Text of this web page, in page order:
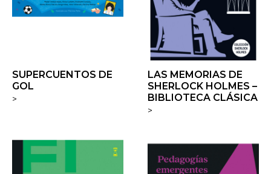
SUPERCUENTOS DE
GOL
>
LAS MEMORIAS DE
SHERLOCK HOLMES –
BIBLIOTECA CLÁSICA
>